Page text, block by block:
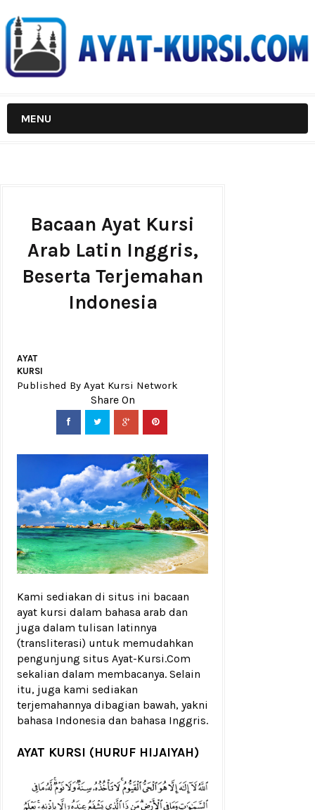
MENU
Bacaan Ayat Kursi
Arab Latin Inggris,
Beserta Terjemahan
Indonesia
AYAT
KURSI
Published By Ayat Kursi Network
Kami sediakan di situs ini bacaan
ayat kursi dalam bahasa arab dan
juga dalam tulisan latinnya
(transliterasi) untuk memudahkan
pengunjung situs Ayat-Kursi.Com
sekalian dalam membacanya. Selain
itu, juga kami sediakan
terjemahannya dibagian bawah, yakni
bahasa Indonesia dan bahasa Inggris.
AYAT KURSI (HURUF HIJAIYAH)